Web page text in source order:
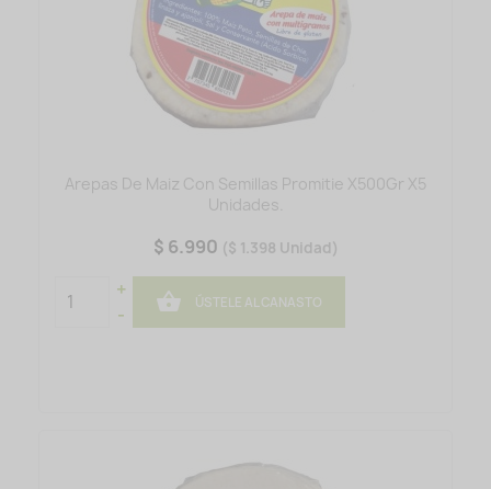
Arepas De Maiz Con Semillas Promitie X500Gr X5
Unidades.
$ 6.990 ($ 1.398 Unidad)
+
-
 ÚSTELE AL CANASTO